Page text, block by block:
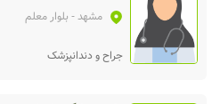
مشهد- بلوار معلم
جراح و دندانپزشک